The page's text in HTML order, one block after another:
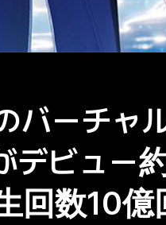
バーチャ
デビュー
回数10億